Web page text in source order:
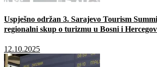
Uspješno održan 3. Sarajevo Tourism
regionalni skup o turizmu u Bosni i
12.10.2025